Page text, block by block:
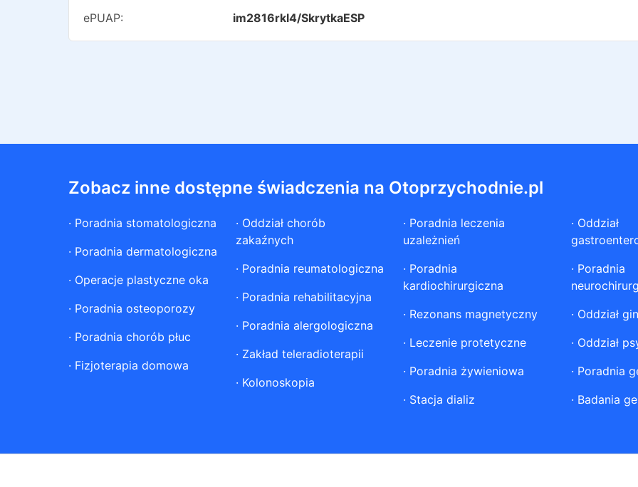
ePUAP: im2816rkl4/SkrytkaESP
Zobacz inne dostępne świadczenia na Otoprzychodnie.pl
· Poradnia stomatologiczna
· Poradnia dermatologiczna
· Operacje plastyczne oka
· Poradnia osteoporozy
· Poradnia chorób płuc
· Fizjoterapia domowa
· Oddział chorób
zakaźnych
· Poradnia reumatologiczna
· Poradnia rehabilitacyjna
· Poradnia alergologiczna
· Zakład teleradioterapii
· Kolonoskopia
· Poradnia leczenia
uzależnień
· Poradnia
kardiochirurgiczna
· Rezonans magnetyczny
· Leczenie protetyczne
· Poradnia żywieniowa
· Stacja dializ
· Oddział
· Poradnia
· Oddział
· Oddział
· Poradnia
· Badania